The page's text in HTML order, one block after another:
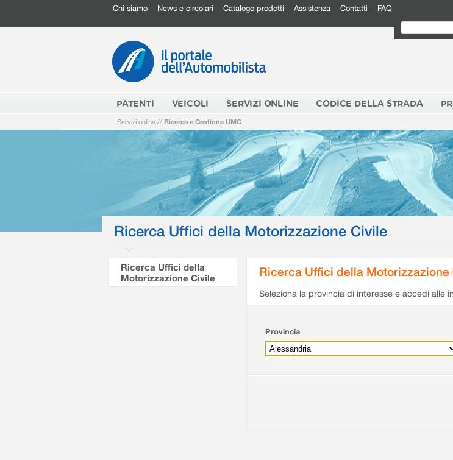
Chi siamo News e circolari Catalogo prodotti Assistenza Contatti FAQ
PATENTI VEICOLI SERVIZI ONLINE CODICE DELLA STRADA
Servizi online // Ricerca e Gestione UMC
Ricerca Uffici della Motorizzazione Civile
Ricerca Uffici della
Motorizzazione Civile
Ricerca Uffici della Motorizzazione
Seleziona la provincia di interesse e accedi alle
Provincia